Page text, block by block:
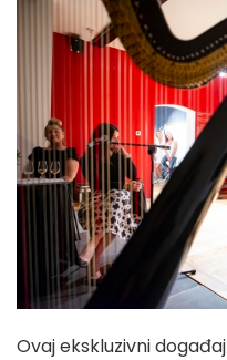
Ovaj ekskluzivni